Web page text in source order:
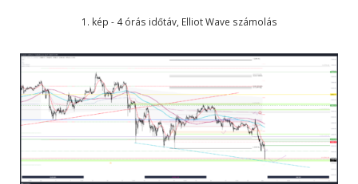
1. kép - 4 órás időtáv, Elliot Wave számolás